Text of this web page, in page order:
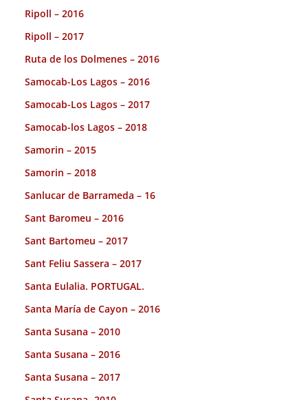
Ripoll – 2016
Ripoll – 2017
Ruta de los Dolmenes – 2016
Samocab-Los Lagos – 2016
Samocab-Los Lagos – 2017
Samocab-los Lagos – 2018
Samorin – 2015
Samorin – 2018
Sanlucar de Barrameda – 16
Sant Baromeu – 2016
Sant Bartomeu – 2017
Sant Feliu Sassera – 2017
Santa Eulalia. PORTUGAL.
Santa María de Cayon – 2016
Santa Susana – 2010
Santa Susana – 2016
Santa Susana – 2017